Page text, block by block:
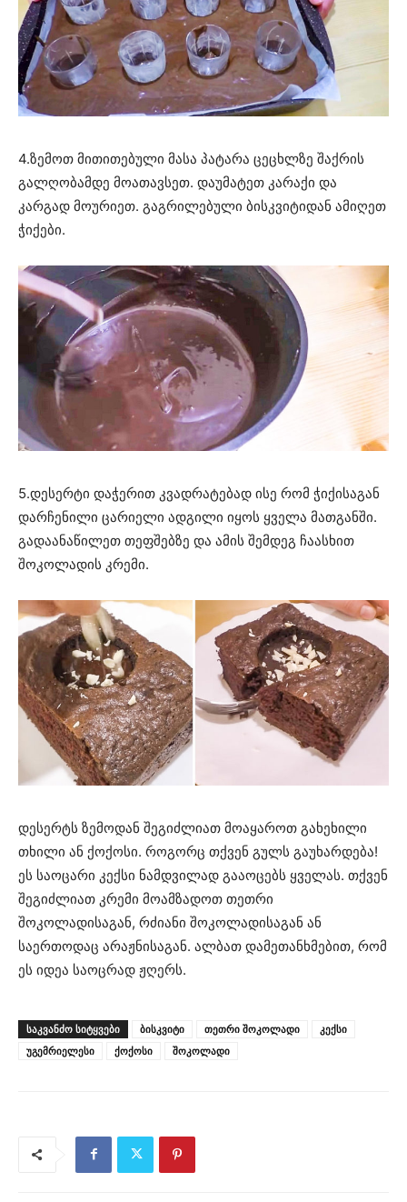
4.ზემოთ მითითებული მასა პატარა ცეცხლზე შაქრის
გალღობამდე მოათავსეთ. დაუმატეთ კარაქი და
კარგად მოურიეთ. გაგრილებული ბისკვიტიდან ამიღეთ
ჭიქები.
5.დესერტი დაჭერით კვადრატებად ისე რომ ჭიქისაგან
დარჩენილი ცარიელი ადგილი იყოს ყველა მათგანში.
გადაანაწილეთ თეფშებზე და ამის შემდეგ ჩაასხით
შოკოლადის კრემი.
დესერტს ზემოდან შეგიძლიათ მოაყაროთ გახეხილი
თხილი ან ქოქოსი. როგორც თქვენ გულს გაუხარდება!
ეს საოცარი კექსი ნამდვილად გააოცებს ყველას. თქვენ
შეგიძლიათ კრემი მოამზადოთ თეთრი
შოკოლადისაგან, რძიანი შოკოლადისაგან ან
საერთოდაც არაჟნისაგან. ალბათ დამეთანხმებით, რომ
ეს იდეა საოცრად ჟღერს.
ᲡᲐᲙᲕᲐᲜᲫᲝ ᲡᲘᲢᲧᲕᲔᲑᲘ ბისკვიტი თეთრი შოკოლადი
კექსი
უგემრიელესი
ქოქოსი შოკოლადი